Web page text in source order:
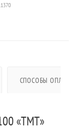
СПОСОБЫ ОПЛАТЫ
«ТМТ»